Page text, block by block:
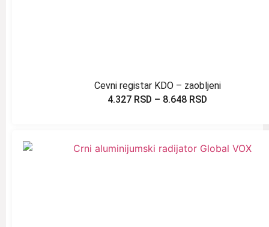
Cevni registar KDO – zaobljeni
4.327 RSD – 8.648 RSD